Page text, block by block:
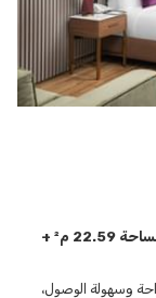
غرفة مزدوجة قياسية بإمكانية وصول – سرير كينغ، بمساحة 22.59 م² +
وسهولة الوصول،